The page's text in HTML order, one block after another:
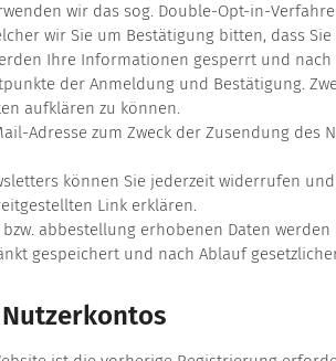
wir das sog. Double-Opt-in-
wir Sie um Bestätigung bitten, dass
Ihre Informationen gesperrt und
der Anmeldung und Bestätigung.
aufklären zu können.
Adresse zum Zweck der Zusendung des
können Sie jederzeit widerrufen
Link erklären.
abbestellung erhobenen Daten
gespeichert und nach Ablauf